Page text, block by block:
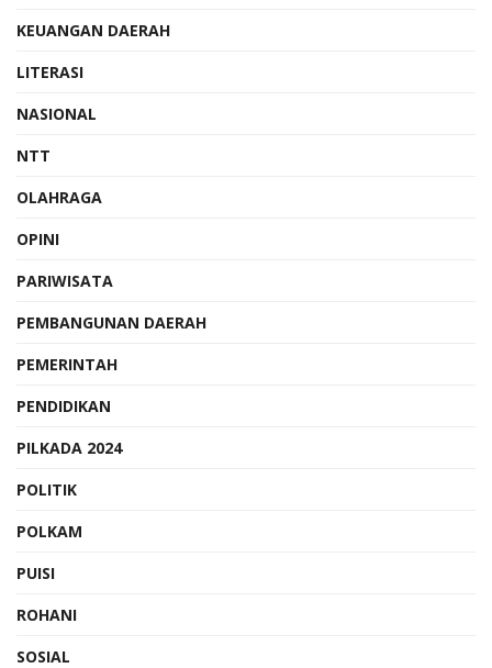
KEUANGAN DAERAH
LITERASI
NASIONAL
NTT
OLAHRAGA
OPINI
PARIWISATA
PEMBANGUNAN DAERAH
PEMERINTAH
PENDIDIKAN
PILKADA 2024
POLITIK
POLKAM
PUISI
ROHANI
SOSIAL